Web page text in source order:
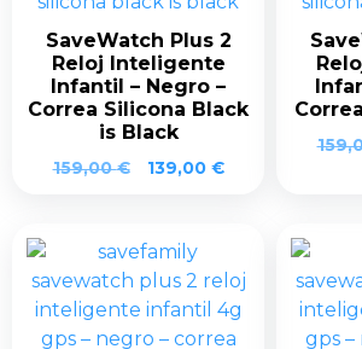
SaveWatch Plus 2
Reloj Inteligente
Infantil – Negro –
Correa Silicona Black
is Black
159,00€
El
era:
159,00 €.
139,00 €El
139,00 €.